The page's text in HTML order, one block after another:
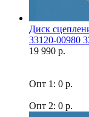
Диск
33120-00980
19 990 р.
Опт 1: 0 р.
Опт 2: 0 р.